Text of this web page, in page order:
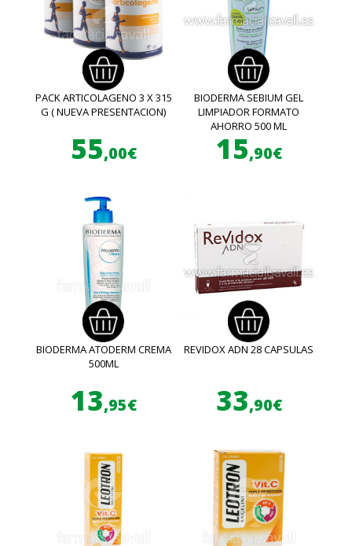
PACK ARTICOLAGENO 3 X 315
G ( NUEVA PRESENTACION)
55,00€
BIODERMA SEBIUM GEL
LIMPIADOR FORMATO
AHORRO 500 ML
15,90€
BIODERMA ATODERM CREMA
500ML
13,95€
REVIDOX ADN 28 CAPSULAS
33,90€